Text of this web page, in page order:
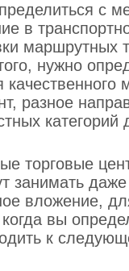
с
в
маршрутных
нужно
разное
торговые
занимать
вложение,
вы
к